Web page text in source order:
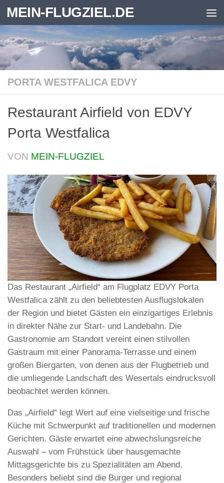
Zum Inhalt springen
MEIN-FLUGZIEL.DE
PORTA WESTFALICA EDVY
Restaurant Airfield von EDVY
Porta Westfalica
VON MEIN-FLUGZIEL
Das Restaurant „Airfield“ am Flugplatz EDVY Porta
Westfalica zählt zu den beliebtesten Ausflugslokalen
der Region und bietet Gästen ein einzigartiges Erlebnis
in direkter Nähe zur Start- und Landebahn. Die
Gastronomie am Standort vereint einen stilvollen
Gastraum mit einer Panorama-Terrasse und einem
großen Biergarten, von denen aus der Flugbetrieb und
die umliegende Landschaft des Wesertals eindrucksvoll
beobachtet werden können.
Das „Airfield“ legt Wert auf eine vielseitige und frische
Küche mit Schwerpunkt auf traditionellen und modernen
Gerichten. Gäste erwartet eine abwechslungsreiche
Auswahl – vom Frühstück über hausgemachte
Mittagsgerichte bis zu Spezialitäten am Abend.
Besonders beliebt sind die Burger und regional